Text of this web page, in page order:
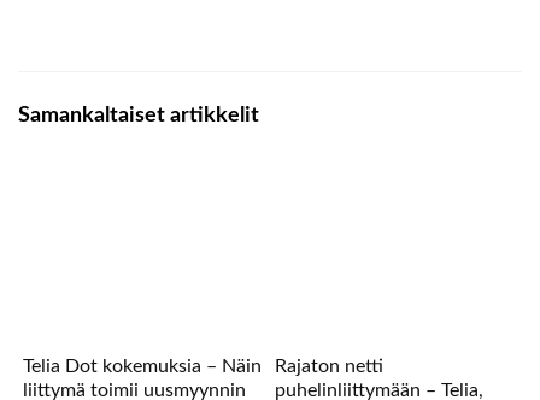
Samankaltaiset artikkelit
Telia Dot kokemuksia – Näin
liittymä toimii uusmyynnin
Rajaton netti
puhelinliittymään – Telia,